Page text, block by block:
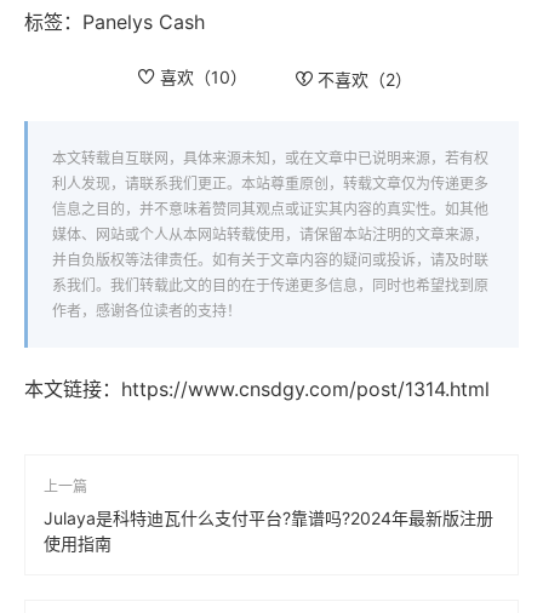
标签： Panelys Cash
喜欢（10） 不喜欢（2）
本文转载自互联网，具体来源未知，或在文章中已说明来源，若有权
利人发现，请联系我们更正。本站尊重原创，转载文章仅为传递更多
信息之目的，并不意味着赞同其观点或证实其内容的真实性。如其他
媒体、网站或个人从本网站转载使用，请保留本站注明的文章来源，
并自负版权等法律责任。如有关于文章内容的疑问或投诉，请及时联
系我们。我们转载此文的目的在于传递更多信息，同时也希望找到原
作者，感谢各位读者的支持！
本文链接： https://www.cnsdgy.com/post/1314.html
上一篇
Julaya是科特迪瓦什么支付平台?靠谱吗?2024年最新版注册
使用指南